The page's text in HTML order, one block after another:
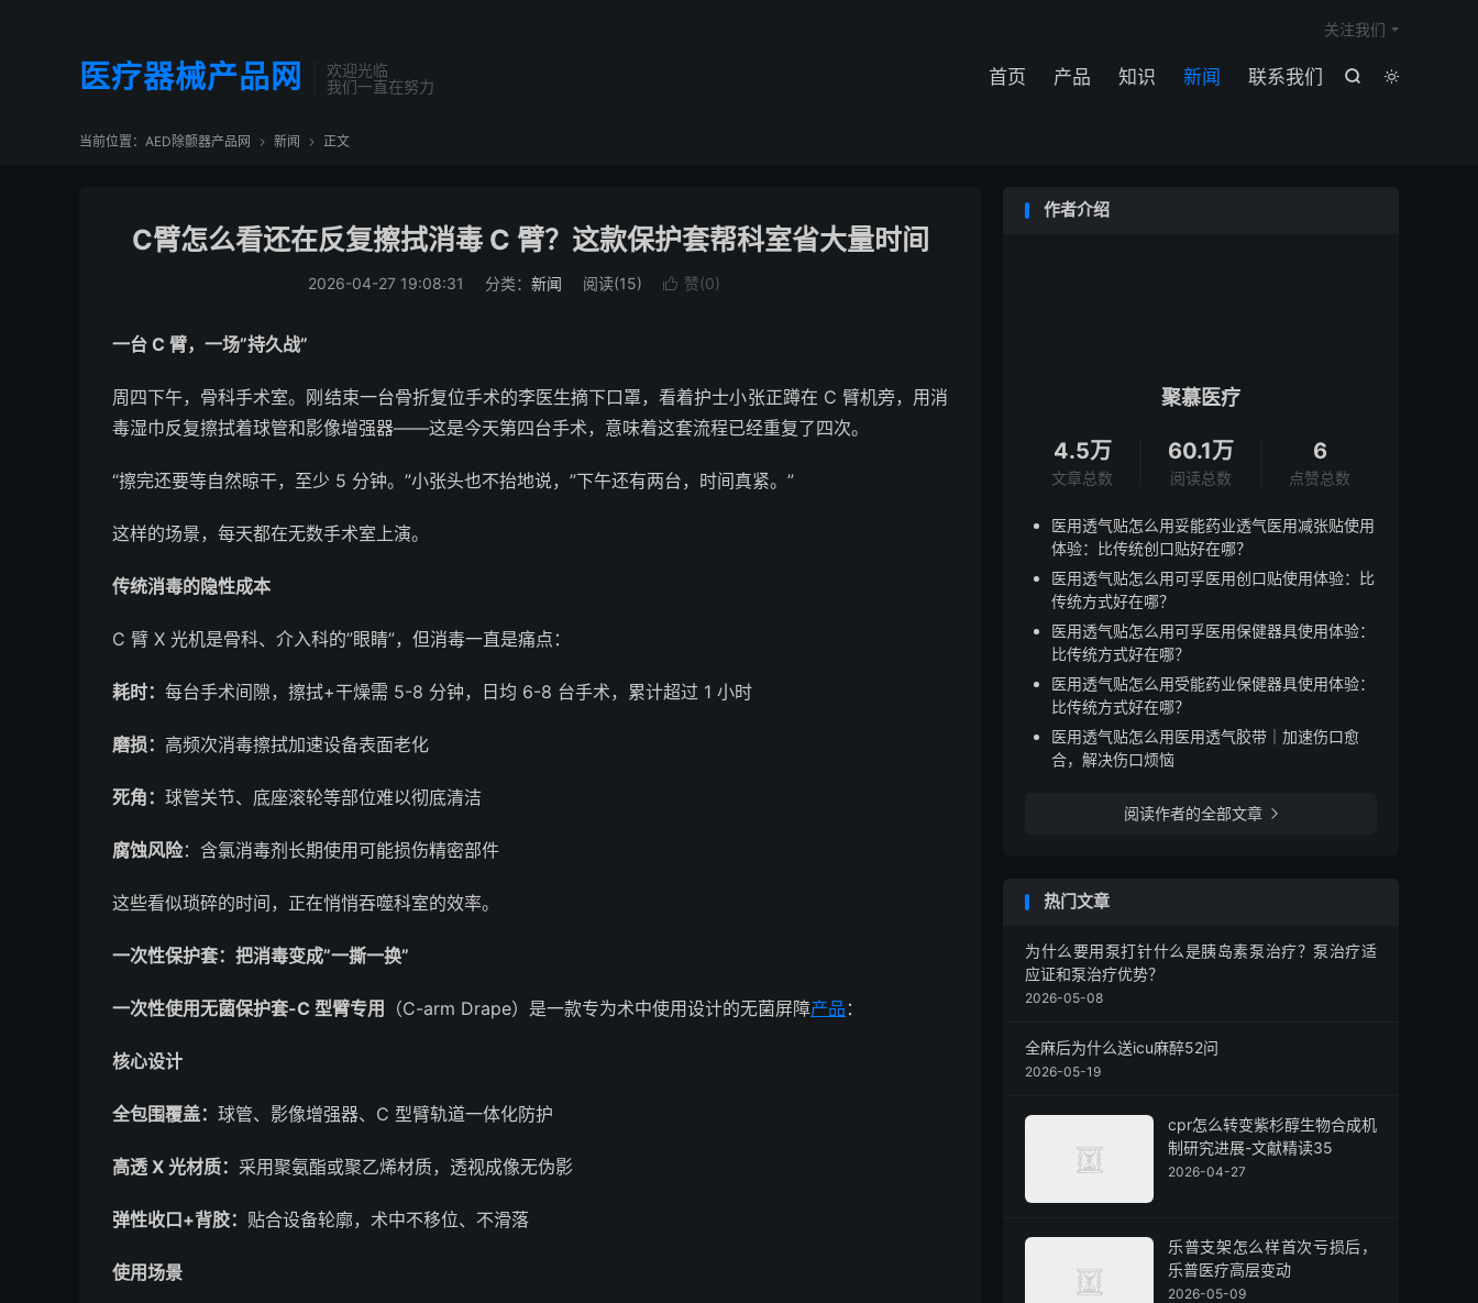
医疗器械产品网
欢迎光临
我们一直在努力


首页 产品 知识 新闻 联系我们
关注我们
当前位置： AED除颤器产品网  新闻  正文
C臂怎么看还在反复擦拭消毒 C 臂？这款保护套帮科室省大量时间
2026-04-27 19:08:31 分类： 新闻 阅读(15)  赞(0)
一台 C 臂，一场”持久战”
周四下午，骨科手术室。刚结束一台骨折复位手术的李医生摘下口罩，看着护士小张正蹲在 C 臂机旁，用消
毒湿巾反复擦拭着球管和影像增强器——这是今天第四台手术，意味着这套流程已经重复了四次。
“擦完还要等自然晾干，至少 5 分钟。”小张头也不抬地说，”下午还有两台，时间真紧。”
这样的场景，每天都在无数手术室上演。
传统消毒的隐性成本
C 臂 X 光机是骨科、介入科的”眼睛”，但消毒一直是痛点：
耗时： 每台手术间隙，擦拭+干燥需 5-8 分钟，日均 6-8 台手术，累计超过 1 小时
磨损： 高频次消毒擦拭加速设备表面老化
死角： 球管关节、底座滚轮等部位难以彻底清洁
腐蚀风险：含氯消毒剂长期使用可能损伤精密部件
这些看似琐碎的时间，正在悄悄吞噬科室的效率。
一次性保护套：把消毒变成”一撕一换”
一次性使用无菌保护套-C 型臂专用 （C-arm Drape）是一款专为术中使用设计的无菌屏障产品 ：
核心设计
全包围覆盖： 球管、影像增强器、C 型臂轨道一体化防护
高透 X 光材质： 采用聚氨酯或聚乙烯材质，透视成像无伪影
弹性收口+背胶： 贴合设备轮廓，术中不移位、不滑落
使用场景
作者介绍
聚慕医疗
4.5万
文章总数
60.1万
阅读总数
6
点赞总数
医用透气贴怎么用妥能药业透气医用减张贴使用
体验：比传统创口贴好在哪？
医用透气贴怎么用可孚医用创口贴使用体验：比
传统方式好在哪？
医用透气贴怎么用可孚医用保健器具使用体验：
比传统方式好在哪？
医用透气贴怎么用受能药业保健器具使用体验：
比传统方式好在哪？
医用透气贴怎么用医用透气胶带｜加速伤口愈
合，解决伤口烦恼
阅读作者的全部文章 
热门文章
为什么要用泵打针什么是胰岛素泵治疗？泵治疗适
应证和泵治疗优势？
2026-05-08
全麻后为什么送icu麻醉52问
2026-05-19
cpr怎么转变紫杉醇生物合成机
制研究进展-文献精读35
2026-04-27
乐普支架怎么样首次亏损后，
乐普医疗高层变动
2026-05-09